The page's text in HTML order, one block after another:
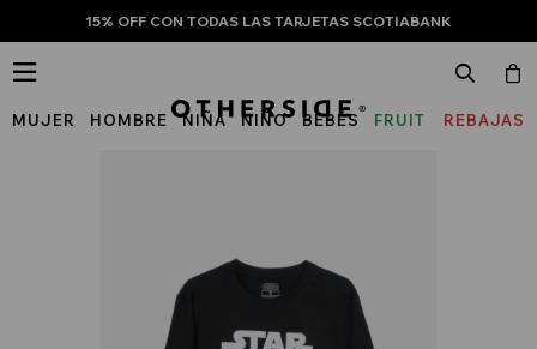
15% OFF CON TODAS LAS TARJETAS SCOTIABANK
MUJER HOMBRE NIÑA NIÑO BEBÉS
FRUIT
REBAJAS
